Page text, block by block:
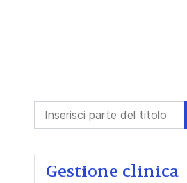
Inserisci parte del titolo
Gestione clinica